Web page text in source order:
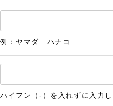
例：ヤマダ ハナコ
ハイフン（-）を入れずに入力